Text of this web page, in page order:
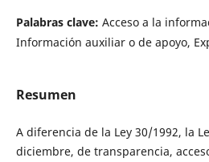
Palabras clave: Acceso a la
Información auxiliar o de apoyo,
Resumen
A diferencia de la Ley 30/1992, la
diciembre, de transparencia,